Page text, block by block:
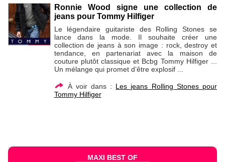
Ronnie Wood signe une collection de
jeans pour Tommy Hilfiger
Le légendaire guitariste des Rolling Stones se
lance dans la mode. Il souhaite créer une
collection de jeans à son image : rock, destroy et
tendance, en partenariat avec la maison de
couture plutôt classique et Bcbg Tommy Hilfiger ...
Un mélange qui promet d’être explosif ...
À voir dans : Les jeans Rolling Stones pour
Tommy Hilfiger
MAXI BEST OF